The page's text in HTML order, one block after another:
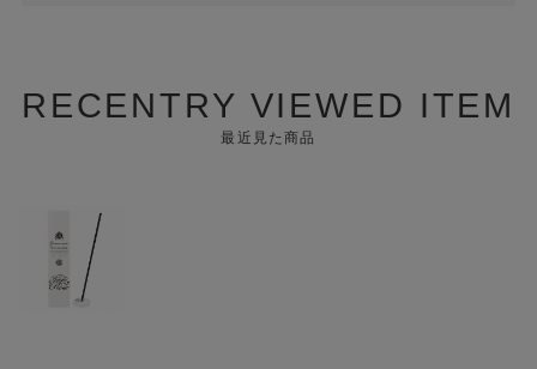
RECENTRY VIEWED ITEM
最近見た商品